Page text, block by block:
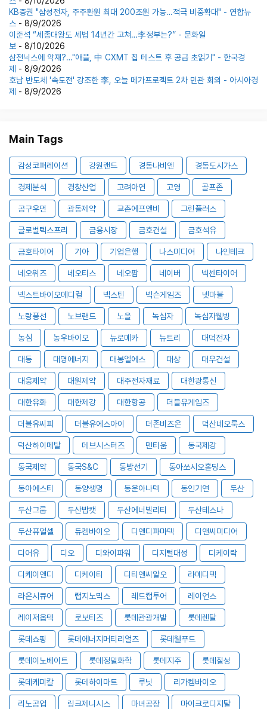
KB증권 "삼성전자, 주주환원 최대 200조원 가능…적극 비중확대" - 연합뉴
스 - 8/9/2026
이준석 “세종대왕도 세법 14년간 고쳐…李정부는?” - 문화일
보 - 8/10/2026
삼전닉스에 악재?…"애플, 中 CXMT 칩 테스트 후 공급 초읽기" - 한국경
제 - 8/9/2026
호남 반도체 '속도전' 강조한 李, 오늘 메가프로젝트 2차 민관 회의 - 아시아경
제 - 8/9/2026
Main Tags
감성코퍼레이션 강원랜드 경동나비엔 경동도시가스
경제분석 경창산업 고려아연 고영 골프존
공구우먼 광동제약 교촌에프앤비 그린플러스
글로벌텍스프리 금융시장 금호건설 금호석유
금호타이어 기아 기업은행 나스미디어 나인테크
네오위즈 네오티스 네오팜 네이버 넥센타이어
넥스트바이오메디컬 넥스틴 넥슨게임즈 넷마블
노랑풍선 노브랜드 노을 녹십자 녹십자웰빙
농심 농우바이오 뉴로메카 뉴트리 대덕전자
대동 대명에너지 대봉엘에스 대상 대우건설
대웅제약 대원제약 대주전자재료 대한광통신
대한유화 대한제강 대한항공 더블유게임즈
더블유씨피 더블유에스아이 더존비즈온 덕산네오룩스
덕산하이메탈 데브시스터즈 덴티움 동국제강
동국제약 동국S&C 동방선기 동아쏘시오홀딩스
동아에스티 동양생명 동운아나텍 동인기연 두산
두산그룹 두산밥캣 두산에너빌리티 두산테스나
두산퓨얼셀 듀켐바이오 디앤디파마텍 디앤씨미디어
디어유 디오 디와이파워 디지털대성 디케이락
디케이앤디 디케이티 디티앤씨알오 라메디텍
라온시큐어 랩지노믹스 레드캡투어 레이언스
레이저옵텍 로보티즈 롯데관광개발 롯데렌탈
롯데쇼핑 롯데에너지머티리얼즈 롯데웰푸드
롯데이노베이트 롯데정밀화학 롯데지주 롯데칠성
롯데케미칼 롯데하이마트 루닛 리가켐바이오
리노공업 링크제니시스 마녀공장 마이크로디지탈